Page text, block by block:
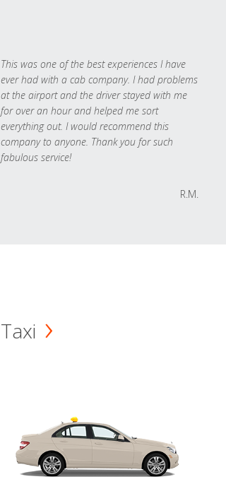
This was one of the best experiences I have
ever had with a cab company. I had problems
at the airport and the driver stayed with me
for over an hour and helped me sort
everything out. I would recommend this
company to anyone. Thank you for such
fabulous service!
R.M.
Taxi